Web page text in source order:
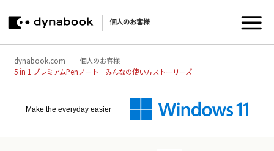
個人のお客様
dynabook.com
個人のお客様
5 in 1 プレミアムPenノート みんなの使い方ストーリーズ
Make the everyday easier